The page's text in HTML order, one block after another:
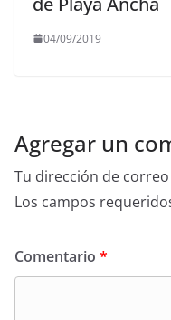
04/09/2019
Agregar un
Tu dirección de
Los campos
Comentario *